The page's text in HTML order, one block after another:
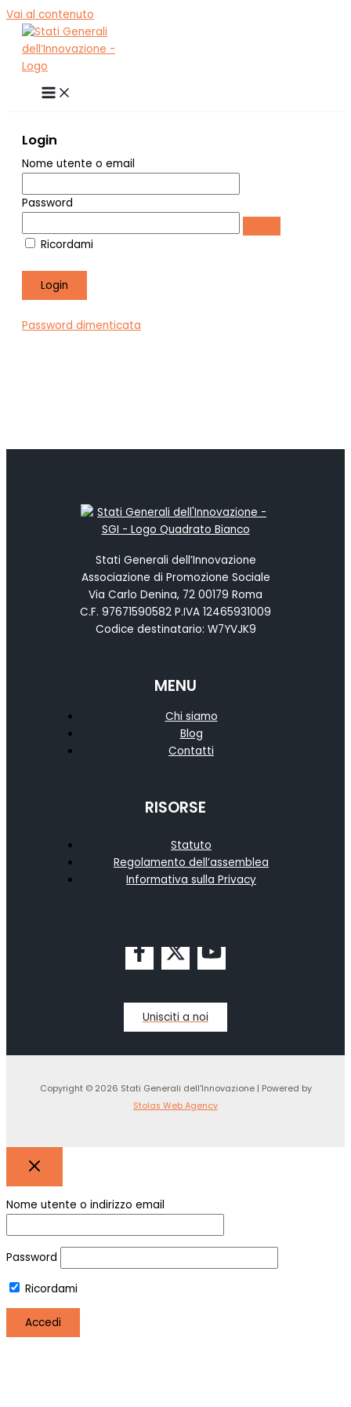
Vai al contenuto
Login
Nome utente o email
Password
Ricordami
Password dimenticata
Stati Generali dell’Innovazione
Associazione di Promozione Sociale
Via Carlo Denina, 72 00179 Roma
C.F. 97671590582 P.IVA 12465931009
Codice destinatario: W7YVJK9
MENU
Chi siamo
Blog
Contatti
RISORSE
Statuto
Regolamento dell’assemblea
Informativa sulla Privacy
Unisciti a noi
Copyright © 2026 Stati Generali dell'Innovazione | Powered by
Stolas Web Agency
Nome utente o indirizzo email
Password
Ricordami